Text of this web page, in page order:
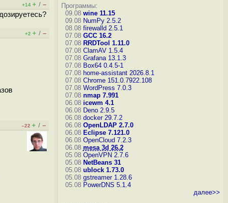
+14 + / –
+2 + / –
–22 + / –
Программы:
09.08 wine 11.15
09.08 NumPy 2.5.2
08.08 firewalld 2.5.1
07.08 GCC 16.2
07.08 RRDTool 1.11.0
07.08 ClamAV 1.5.4
07.08 Grafana 13.1.3
07.08 Box64 0.4.5-1
07.08 home-assistant 2026.8.1
07.08 Chrome 151.0.7922.108
07.08 WordPress 7.0.3
07.08 nmap 7.991
06.08 icewm 4.1
06.08 Deno 2.9.5
06.08 docker 29.7.2
06.08 OpenLDAP 2.7.0
06.08 Eclipse 7.121.0
06.08 OpenCloud 7.2.3
06.08 mesa 3d 26.2
05.08 OpenVPN 2.7.6
05.08 NetBeans 31
05.08 ublock 1.73.0
05.08 gstreamer 1.28.6
05.08 PowerDNS 5.1.4
далее>>